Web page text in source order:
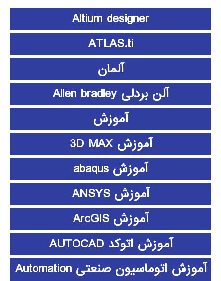
Altium designer
ATLAS.ti
آلمان
آلن بردلی Allen bradley
آموزش
آموزش 3D MAX
آموزش abaqus
آموزش ANSYS
آموزش ArcGIS
آموزش اتوکد AUTOCAD
آموزش اتوماسیون صنعتی Automation